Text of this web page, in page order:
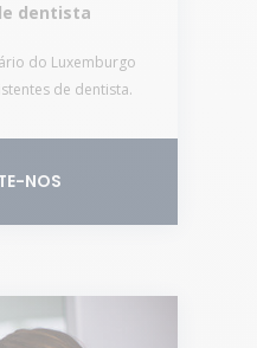
dentista
do Luxemburgo
de dentista.
NOS